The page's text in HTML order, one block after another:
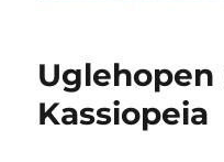
Uglehopen
Kassiopeia